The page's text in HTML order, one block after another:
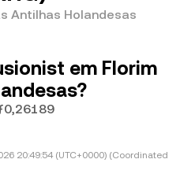
Antilhas Holandesas
em Florim
20:49:54 (UTC+0000) (Coordinated